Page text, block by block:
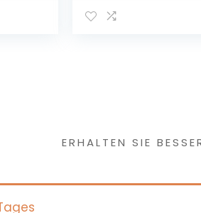
ERHALTEN SIE